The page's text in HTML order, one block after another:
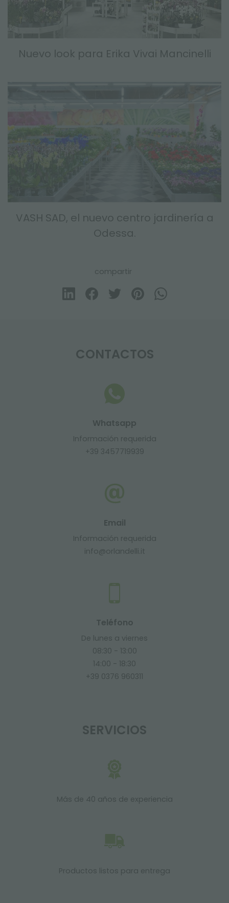
Nuevo look para Erika Vivai Mancinelli
VASH SAD, el nuevo centro jardinería a
Odessa.
compartir
CONTACTOS
Whatsapp
Información requerida
+39 3457719939
Email
Información requerida
info@orlandelli.it
Teléfono
De lunes a viernes
08:30 - 13:00
14:00 - 18:30
+39 0376 960311
SERVICIOS
Más de 40 años de experiencia
Productos listos para entrega